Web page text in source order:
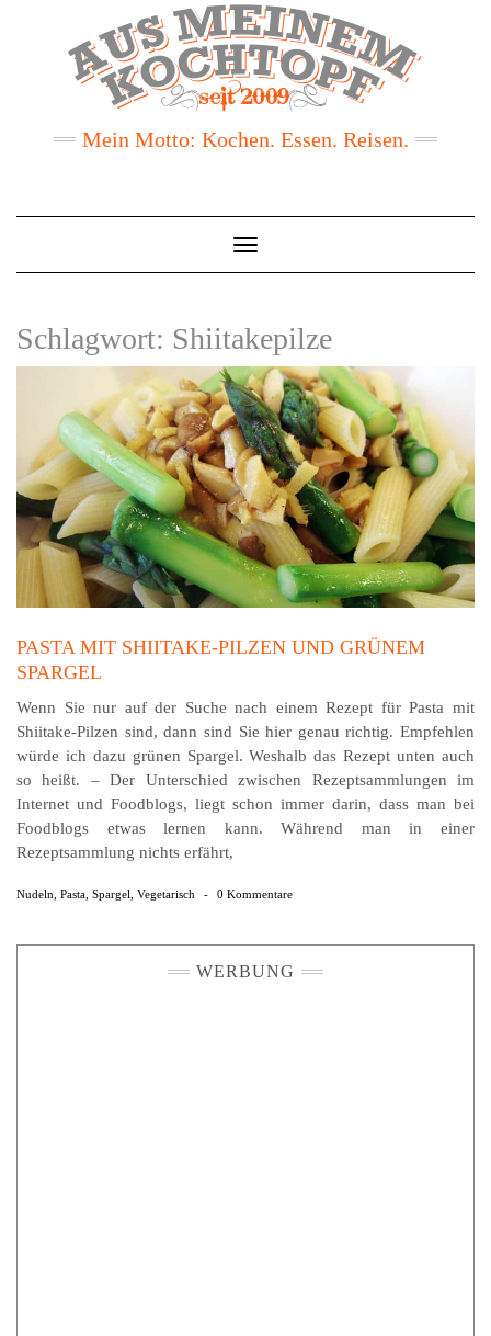
Mein Motto: Kochen. Essen. Reisen.
Toggle
Navigation
Schlagwort: Shiitakepilze
PASTA MIT SHIITAKE-PILZEN UND GRÜNEM
SPARGEL
Wenn Sie nur auf der Suche nach einem Rezept für Pasta mit
Shiitake-Pilzen sind, dann sind Sie hier genau richtig. Empfehlen
würde ich dazu grünen Spargel. Weshalb das Rezept unten auch
so heißt. – Der Unterschied zwischen Rezeptsammlungen im
Internet und Foodblogs, liegt schon immer darin, dass man bei
Foodblogs etwas lernen kann. Während man in einer
Rezeptsammlung nichts erfährt,
Nudeln Pasta Spargel Vegetarisch - 0 Kommentare
WERBUNG